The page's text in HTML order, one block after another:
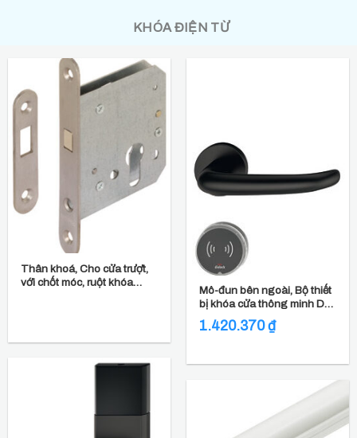
KHÓA ĐIỆN TỪ
Thân khoá, Cho cửa trượt,
với chốt móc, ruột khóa
Mô-đun bên ngoài, Bộ thiết
bị khóa cửa thông minh DT
710c
1.420.370₫